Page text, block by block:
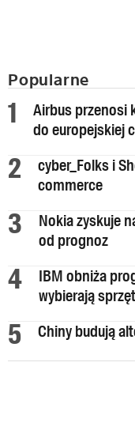
Popularne
Airbus przenosi
do europejskiej
cyber_Folks i
commerce
Nokia zyskuje
od prognoz
IBM obniża
wybierają
Chiny budują